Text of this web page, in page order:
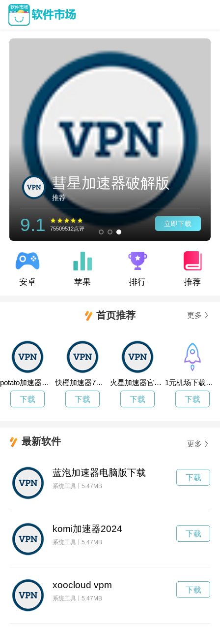
彗星加速器破解版
推荐
9.1 75509512点评
立即下载
安卓 苹果 排行 推荐
首页推荐 更多
potato加速器最新版
下载
快橙加速器7天试用
下载
火星加速器官网网址
下载
1元机场下载地址
下载
最新软件 更多
蓝泡加速器电脑版下载
系统工具 5.47MB
下载
komi加速器2024
系统工具 5.47MB
下载
xoocloud vpm
系统工具 5.47MB
下载